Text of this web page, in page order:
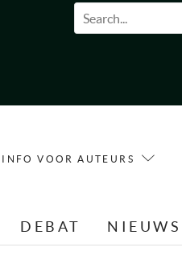
Zoekveld
INFO VOOR AUTEURS
DEBAT NIEUWS